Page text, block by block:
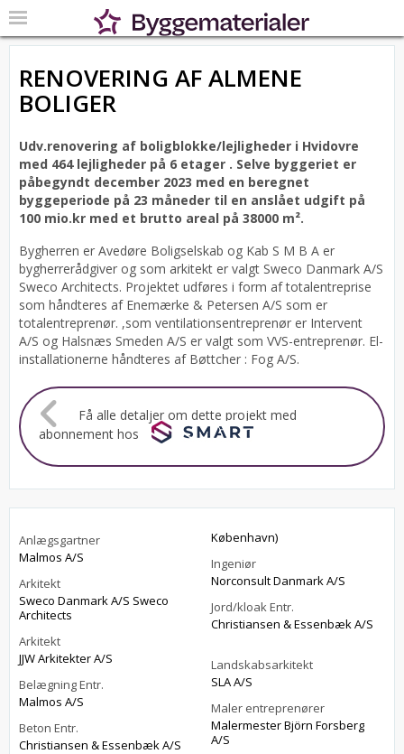
RENOVERING AF ALMENE
BOLIGER
Udv.renovering af boligblokke/lejligheder i Hvidovre
med 464 lejligheder på 6 etager . Selve byggeriet er
påbegyndt december 2023 med en beregnet
byggeperiode på 23 måneder til en anslået udgift på
100 mio.kr med et brutto areal på 38000 m².
Bygherren er Avedøre Boligselskab og Kab S M B A er
bygherrerådgiver og som arkitekt er valgt Sweco Danmark A/S
Sweco Architects. Projektet udføres i form af totalentreprise
som håndteres af Enemærke & Petersen A/S som er
totalentreprenør. ,som ventilationsentreprenør er Intervent
A/S og Halsnæs Smeden A/S er valgt som VVS-entreprenør. El-
installationerne håndteres af Bøttcher : Fog A/S.
Få alle detaljer om dette projekt med
abonnement hos
Anlægsgartner
Malmos A/S
Arkitekt
Sweco Danmark A/S Sweco
Architects
Arkitekt
JJW Arkitekter A/S
Belægning Entr.
Malmos A/S
Beton Entr.
Christiansen & Essenbæk A/S
København)
Ingeniør
Norconsult Danmark A/S
Jord/kloak Entr.
Christiansen & Essenbæk A/S
Landskabsarkitekt
SLA A/S
Maler entreprenører
Malermester Björn Forsberg
A/S